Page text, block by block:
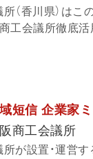
（香川県）は
工会議所徹底
短信 企業家
商工会議所
が設置・運営